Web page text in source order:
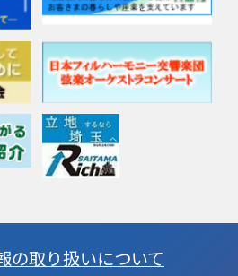
の取り扱いについて